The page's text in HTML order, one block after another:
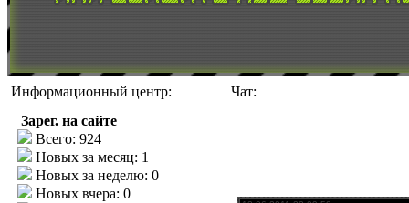
Информационный центр:
Чат:
Зарег. на сайте
Всего: 924
Новых за месяц: 1
Новых за неделю: 0
Новых вчера: 0